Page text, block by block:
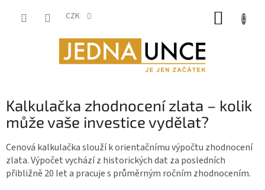
CZK
Kalkulačka zhodnocení zlata – kolik
může vaše investice vydělat?
Cenová kalkulačka slouží k orientačnímu výpočtu zhodnocení
zlata. Výpočet vychází z historických dat za posledních
přibližně 20 let a pracuje s průměrným ročním zhodnocením.